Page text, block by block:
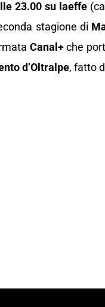
23.00 su laeffe
stagione di
Canal+che
d’Oltralpe, fatto